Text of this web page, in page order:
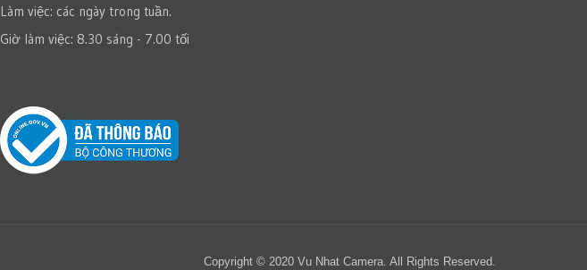
Làm việc: các ngày trong tuần.
Giờ làm việc: 8.30 sáng - 7.00 tối
Copyright © 2020 Vu Nhat Camera. All Rights Reserved.